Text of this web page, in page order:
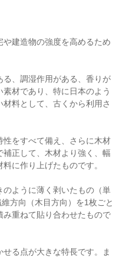
や建造物の強度を高めるため
、調湿作用がある、香りが
材であり、特に日本のよう
料として、古くから利用さ
性をすべて備え、さらに木材
正して、木材より強く、幅
に作り上げたものです。
のように薄く剥いたもの（単
方向（木目方向）を1枚ごと
重ねて貼り合わせたもので
る点が大きな特長です。ま